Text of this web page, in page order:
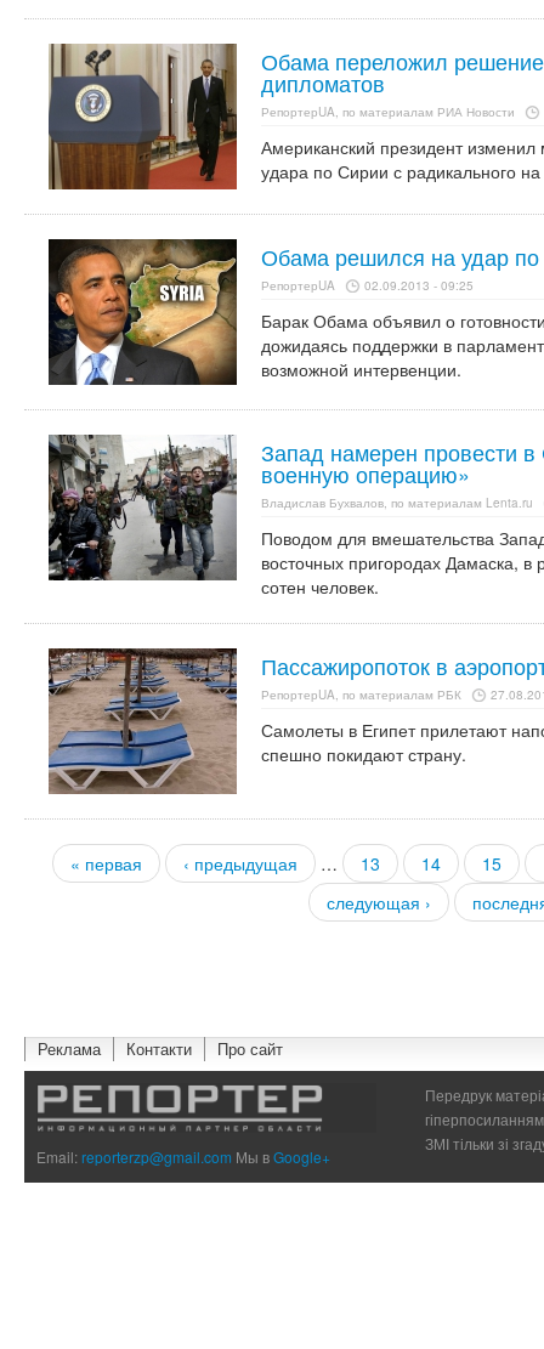
Обама переложил
дипломатов
РепортерUA, по материалам РИА Новости
Американский президент
удара по Сирии с радикального
Обама решился на удар
РепортерUA 02.09.2013 - 09:25
Барак Обама объявил о
дожидаясь поддержки в
возможной интервенции.
Запад намерен провести
военную операцию»
Владислав Бухвалов, по материалам Lenta.ru
Поводом для вмешательства
восточных пригородах Дамаска, в
сотен человек.
Пассажиропоток в
РепортерUA, по материалам РБК
Самолеты в Египет прилетают
спешно покидают страну.
Страницы
« первая ‹ предыдущая … 13 14 15
следующая ›
Реклама Контакти Про сайт
Email:reporterzp@gmail.com Мы вGoogle+
Передрук
ЗМІ тільки зі